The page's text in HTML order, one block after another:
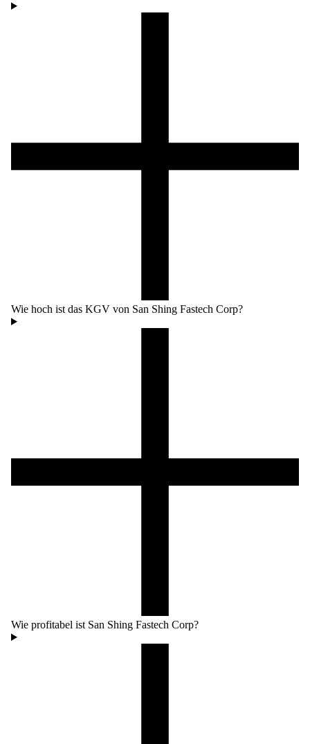
Wie hoch ist das KGV von San Shing Fastech Corp?
Wie profitabel ist San Shing Fastech Corp?